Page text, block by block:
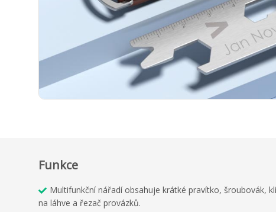
Funkce
Multifunkční nářadí obsahuje krátké pravítko, šroubovák,
na láhve a řezač provázků.